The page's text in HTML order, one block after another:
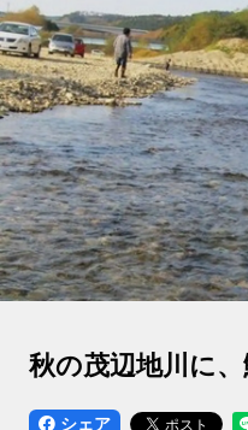
秋の茂辺地川に
シェア